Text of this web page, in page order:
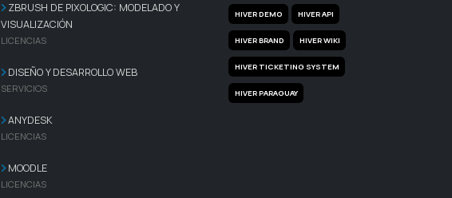
ZBRUSH DE PIXOLOGIC: MODELADO Y
VISUALIZACIÓN
LICENCIAS
DISEÑO Y DESARROLLO WEB
SERVICIOS
ANYDESK
LICENCIAS
MOODLE
LICENCIAS
HIVER DEMO HIVER API
HIVER BRAND HIVER WIKI
HIVER TICKETING SYSTEM
HIVER PARAGUAY